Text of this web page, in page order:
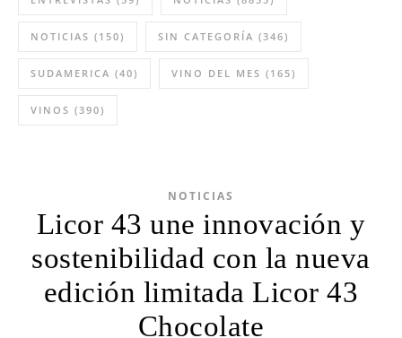
NOTICIAS (150) SIN CATEGORÍA (346)
SUDAMERICA (40) VINO DEL MES (165)
VINOS (390)
NOTICIAS
Licor 43 une innovación y
sostenibilidad con la nueva
edición limitada Licor 43
Chocolate